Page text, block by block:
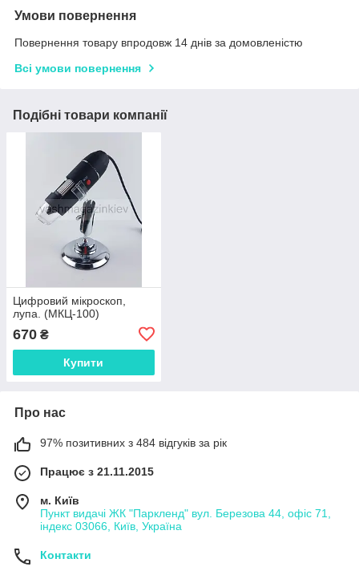
Умови повернення
Повернення товару впродовж 14 днів за домовленістю
Всі умови повернення
Подібні товари компанії
Цифровий мікроскоп,
лупа. (МКЦ-100)
670 ₴
Купити
Про нас
97% позитивних з 484 відгуків за рік
Працює з 21.11.2015
м. Київ
Пункт видачі ЖК "Паркленд" вул. Березова 44, офіс 71,
індекс 03066, Київ, Україна
Контакти